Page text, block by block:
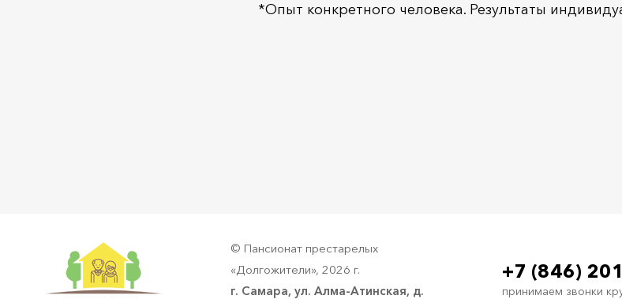
*Опыт конкретного человека. Результаты
© Пансионат престарелых
«Долгожители», 2026 г.
г. Самара, ул. Алма-Атинская, д.
+7 (846)
принимаем звонки